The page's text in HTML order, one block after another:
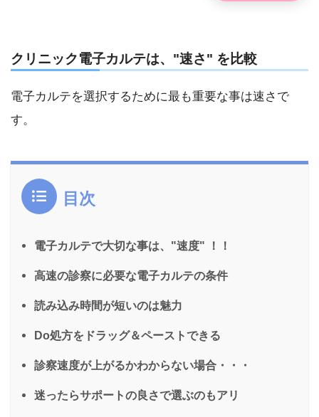
クリニック電子カルテは、"速さ" を比較
電子カルテを選択するために最も重要な事は速さで
す。
目次
電子カルテで大切な事は、"速度" ！！
高速の診察に必要な電子カルテの条件
読み込み時間が短いのは魅力
Do処方をドラッグ＆ペーストできる
診察速度が上がるかわからない場合・・・
迷ったらサポートの良さで選ぶのもアリ